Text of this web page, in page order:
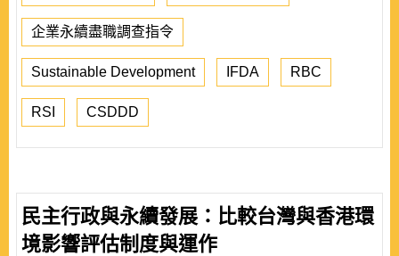
企業永續盡職調查指令
Sustainable Development IFDA RBC
RSI CSDDD
民主行政與永續發展：比較台灣與香港環
境影響評估制度與運作